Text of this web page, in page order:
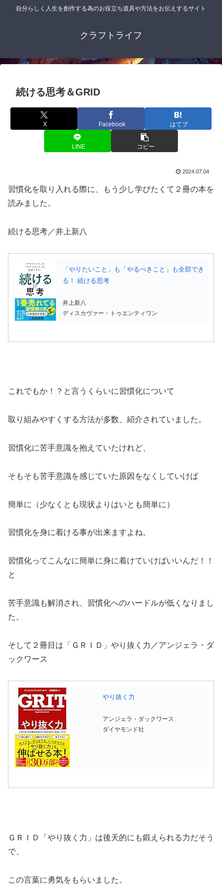
自分らしく人生を創作する為のお役立ち道具や方法をお伝えするサイト
クラフトライフ
続ける思考＆GRID
X Facebook はてブ
LINE コピー
2024.07.04
習慣化を取り入れる際に、もう少し学びたくて２冊の本を
読みました。
続ける思考／井上新八
「やりたいこと」も「やるべきこと」も全部でき
る！ 続ける思考
井上新八
ディスカヴァー・トゥエンティワン
これでもか！？と言うくらいに習慣化について
取り組みやすくする方法が多数、紹介されていました。
習慣化に苦手意識を抱えていたけれど、
そもそも苦手意識を感じていた原因をなくしていけば
簡単に（少なくとも現状よりはいとも簡単に）
習慣化を身に着ける事が出来ますよね。
習慣化ってこんなに簡単に身に着けていけばいいんだ！！
と
苦手意識も解消され、習慣化へのハードルが低くなりまし
た。
そして２冊目は「ＧＲＩＤ」やり抜く力／アンジェラ・ダ
ックワース
やり抜く力
アンジェラ・ダックワース
ダイヤモンド社
ＧＲＩＤ「やり抜く力」は後天的にも鍛えられる力だそう
で、
この言葉に勇気をもらいました。